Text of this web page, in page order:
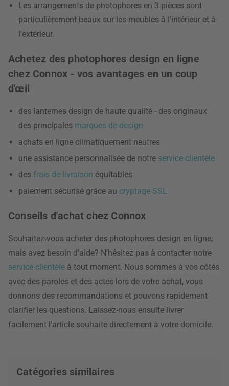
Les arrangements de photophores en 3 pièces sont
particulièrement beaux sur les meubles à l'intérieur et à
l'extérieur.
Achetez des photophores design en ligne
chez Connox - vos avantages en un coup
d'œil
des lanternes design de haute qualité - des originaux
des principales marques de design
achats en ligne climatiquement neutres
une assistance personnalisée de notre service clientèle
des frais de livraison équitables
paiement sécurisé grâce au cryptage SSL
Conseils d'achat chez Connox
Souhaitez-vous acheter des photophores design en ligne,
mais avez besoin d'aide? N'hésitez pas à contacter notre
service clientèle à tout moment. Nous sommes à vos côtés
avec des paroles et des actes lors de votre achat, vous
donnons des recommandations et pouvons rapidement
clarifier les questions. Laissez-nous ensuite livrer
facilement l'article souhaité directement à votre domicile.
Catégories similaires